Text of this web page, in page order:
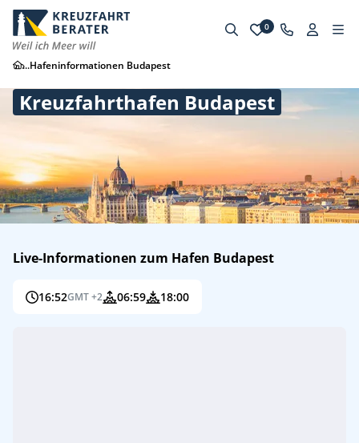
0
...Hafeninformationen Budapest
Kreuzfahrthafen Budapest
Live-Informationen zum Hafen Budapest
16:52GMT +2 06:59 18:00